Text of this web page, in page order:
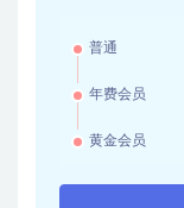
普通
年费会员
黄金会员